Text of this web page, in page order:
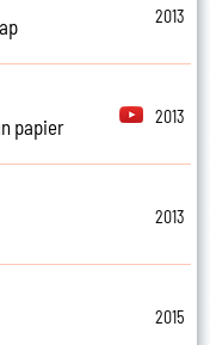
2013
papier
2013
2013
2015